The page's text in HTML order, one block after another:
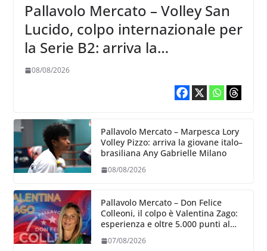
Pallavolo Mercato – Volley San
Lucido, colpo internazionale per
la Serie B2: arriva la
schiacciatrice lettone Kristine
08/08/2026
Pallavolo Mercato – Marpesca Lory
Volley Pizzo: arriva la giovane italo–
brasiliana Any Gabrielle Milano
08/08/2026
Pallavolo Mercato – Don Felice
Colleoni, il colpo è Valentina Zago:
esperienza e oltre 5.000 punti al
07/08/2026